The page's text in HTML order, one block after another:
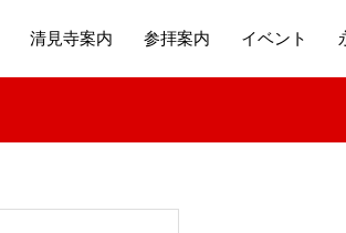
清見寺案内 参拝案内 イベント